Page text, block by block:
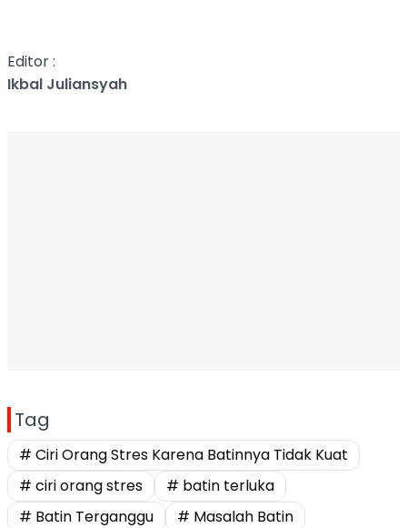
Editor :
Ikbal Juliansyah
Tag
# Ciri Orang Stres Karena Batinnya Tidak Kuat
# ciri orang stres
# batin terluka
# Batin Terganggu
# Masalah Batin